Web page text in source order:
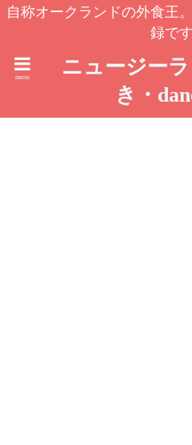
自称オークランドの外食王
録です
ニュージー
き・
menu